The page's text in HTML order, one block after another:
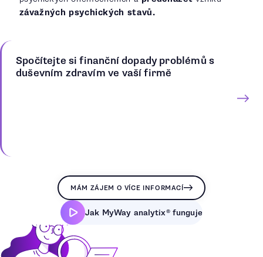
závažných psychických stavů.
Spočítejte si finanční dopady problémů s
duševním zdravím ve vaší firmě
MÁM ZÁJEM O VÍCE INFORMACÍ
Jak MyWay analytix® funguje